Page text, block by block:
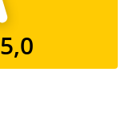
5,0